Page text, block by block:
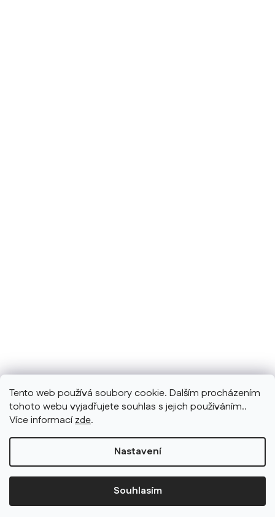
Tento web používá soubory cookie. Dalším procházením
tohoto webu vyjadřujete souhlas s jejich používáním..
Více informacízde.
Nastavení
Souhlasím